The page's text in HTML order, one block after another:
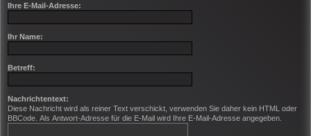
Ihre E-Mail-Adresse:
Ihr Name:
Betreff:
Nachrichtentext:
Diese Nachricht wird als reiner Text verschickt, verwenden Sie daher kein HTML oder
BBCode. Als Antwort-Adresse für die E-Mail wird Ihre E-Mail-Adresse angegeben.